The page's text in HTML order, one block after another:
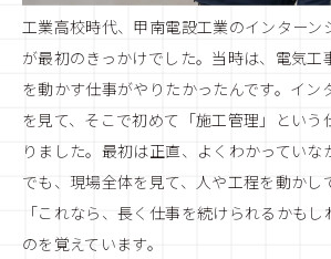
工業高校時代、甲南電設工業のインターン
が最初のきっかけでした。当時は、電気工
を動かす仕事がやりたかったんです。イン
を見て、そこで初めて「施工管理」という
りました。最初は正直、よくわかっていな
でも、現場全体を見て、人や工程を動かし
「これなら、長く仕事を続けられるかも
のを覚えています。